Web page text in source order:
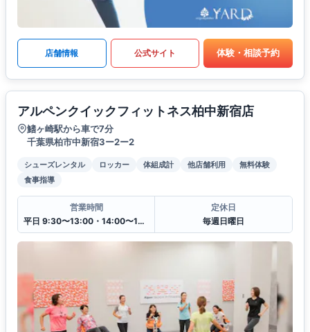
店舗情報 公式サイト 体験・相談予約
アルペンクイックフィットネス柏中新宿店
鰭ヶ崎駅から車で7分
千葉県柏市中新宿3ー2ー2
シューズレンタル ロッカー 体組成計 他店舗利用
無料体験
食事指導
営業時間
平日 9:30〜13:00・14:00〜19:30
定休日
毎週日曜日